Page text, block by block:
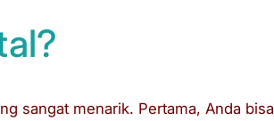
sangat menarik. Pertama, Anda bisa